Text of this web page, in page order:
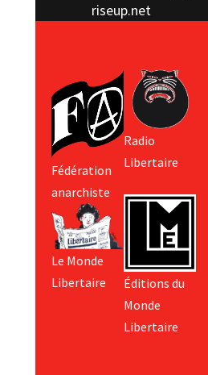
riseup.net
Fédération
anarchiste
Le Monde
Libertaire
Radio
Libertaire
Éditions du
Monde
Libertaire